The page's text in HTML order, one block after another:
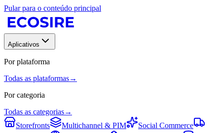
Pular para o conteúdo principal
Aplicativos
Por plataforma
Todas as plataformas→
Por categoria
Todas as categorias→
Storefronts
Multichannel & PIM
Social Commerce